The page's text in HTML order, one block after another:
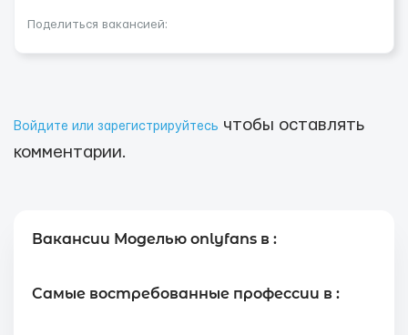
Поделиться вакансией:
Войдите или зарегистрируйтесь чтобы оставлять
комментарии.
Вакансии Моделью onlyfans в :
Самые востребованные профессии в :